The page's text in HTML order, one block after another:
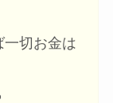
一切お金は